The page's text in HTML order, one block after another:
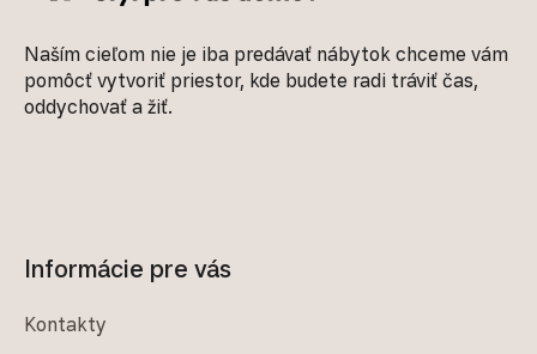
Naším cieľom nie je iba predávať nábytok chceme vám
pomôcť vytvoriť priestor, kde budete radi tráviť čas,
oddychovať a žiť.
Informácie pre vás
Kontakty